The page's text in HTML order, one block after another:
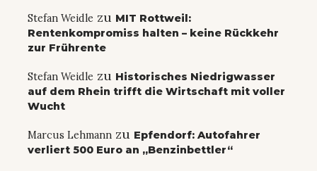
Stefan Weidle zu MIT Rottweil:
Rentenkompromiss halten – keine Rückkehr
zur Frührente
Stefan Weidle zu Historisches Niedrigwasser
auf dem Rhein trifft die Wirtschaft mit voller
Wucht
Marcus Lehmann zu Epfendorf: Autofahrer
verliert 500 Euro an „Benzinbettler“